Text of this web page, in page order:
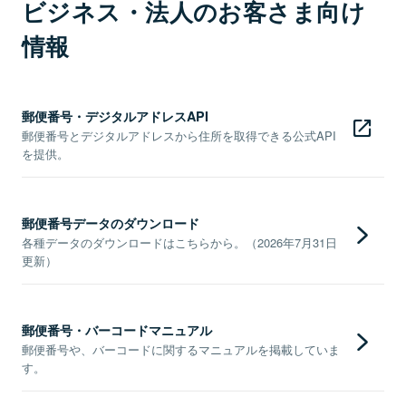
ビジネス・法人のお客さま向け
情報
郵便番号・デジタルアドレスAPI
郵便番号とデジタルアドレスから住所を取得できる公式API
を提供。
郵便番号データのダウンロード
各種データのダウンロードはこちらから。（2026年7月31日
更新）
郵便番号・バーコードマニュアル
郵便番号や、バーコードに関するマニュアルを掲載していま
す。